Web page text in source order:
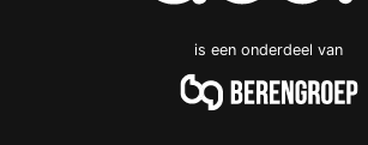
is een onderdeel van